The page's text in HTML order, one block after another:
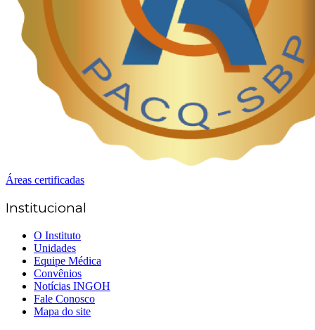
Áreas certificadas
Institucional
O Instituto
Unidades
Equipe Médica
Convênios
Notícias INGOH
Fale Conosco
Mapa do site